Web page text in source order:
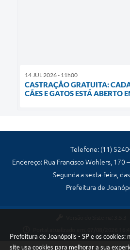
Prefeitura de Joanópolis - SP e os cookies:
site usa cookies para melhorar a sua
14 JUL 2026 - 11h00
CASTRAÇÃO GRATUITA:
CÃES E GATOS ESTÁ ABERTO
Telefone: (11)
Endereço: Rua Francisco Wohlers, 170
Segunda a sexta-feira,
Prefeitura de